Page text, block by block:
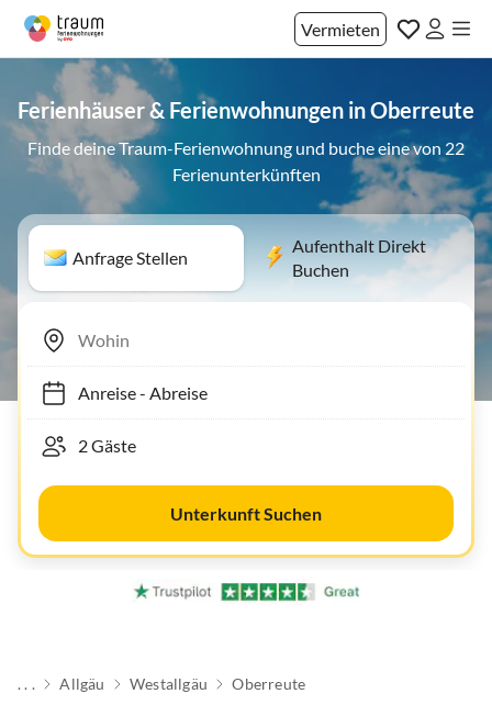
Vermieten
Ferienhäuser & Ferienwohnungen in Oberreute
Finde deine Traum-Ferienwohnung und buche eine von 22
Ferienunterkünften
Anfrage Stellen
Aufenthalt Direkt
Buchen
Anreise- Abreise
Unterkunft Suchen
. . . Allgäu Westallgäu Oberreute